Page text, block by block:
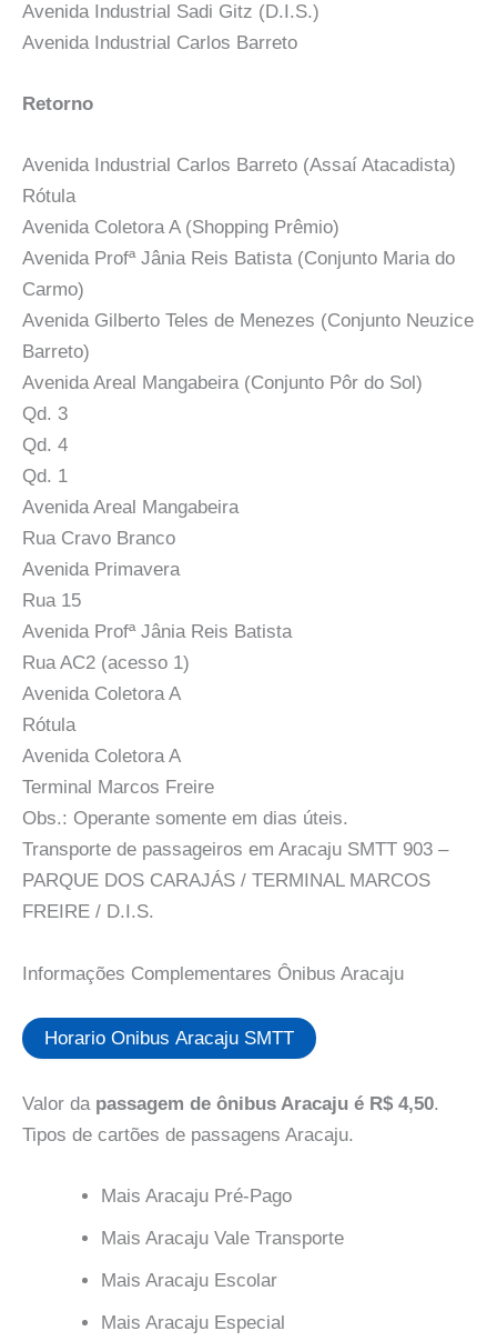
Avenida Industrial Sadi Gitz (D.I.S.)
Avenida Industrial Carlos Barreto
Retorno
Avenida Industrial Carlos Barreto (Assaí Atacadista)
Rótula
Avenida Coletora A (Shopping Prêmio)
Avenida Profª Jânia Reis Batista (Conjunto Maria do
Carmo)
Avenida Gilberto Teles de Menezes (Conjunto Neuzice
Barreto)
Avenida Areal Mangabeira (Conjunto Pôr do Sol)
Qd. 3
Qd. 4
Qd. 1
Avenida Areal Mangabeira
Rua Cravo Branco
Avenida Primavera
Rua 15
Avenida Profª Jânia Reis Batista
Rua AC2 (acesso 1)
Avenida Coletora A
Rótula
Avenida Coletora A
Terminal Marcos Freire
Obs.: Operante somente em dias úteis.
Transporte de passageiros em Aracaju SMTT 903 –
PARQUE DOS CARAJÁS / TERMINAL MARCOS
FREIRE / D.I.S.
Informações Complementares Ônibus Aracaju
Horario Onibus Aracaju SMTT
Valor da passagem de ônibus Aracaju é R$ 4,50.
Tipos de cartões de passagens Aracaju.
Mais Aracaju Pré-Pago
Mais Aracaju Vale Transporte
Mais Aracaju Escolar
Mais Aracaju Especial